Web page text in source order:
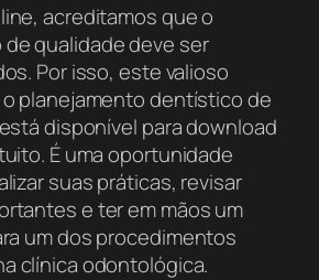
acreditamos que o
qualidade deve ser
Por isso, este valioso
planejamento dentístico de
disponível para download
É uma oportunidade
suas práticas, revisar
e ter em mãos um
um dos procedimentos
clínica odontológica.